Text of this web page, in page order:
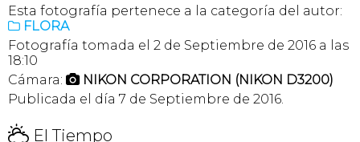
Esta fotografía pertenece a la categoría del autor:
 FLORA
Fotografía tomada el 2 de Septiembre de 2016 a las
18:10
Cámara:  NIKON CORPORATION (NIKON D3200)
Publicada el día 7 de Septiembre de 2016.
H El Tiempo